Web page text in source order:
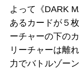
よって《DARK
あるカードが５
ーチャーの下の
リーチャーは離
力でバトルゾー